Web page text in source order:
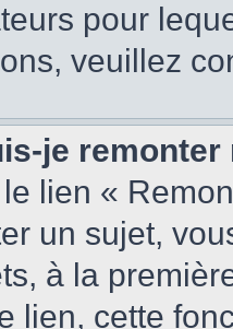
pour
veuillez
je
lien «
un sujet,
à la
lien, cette